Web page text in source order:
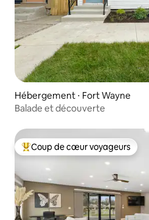
Hébergement ⋅ Fort Wayne
Balade et découverte
Coups de cœur voyageurs les
Coup de cœur voyageurs